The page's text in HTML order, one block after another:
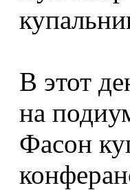
В этот
на
Фасон